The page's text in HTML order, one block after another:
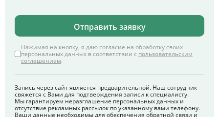
Отправить заявку
Нажимая на кнопку, я даю согласие на обработку своих
персональных данных в соответствии с пользовательским
соглашением.
Запись через сайт является предварительной. Наш сотрудник
свяжется с Вами для подтверждения записи к специалисту.
Мы гарантируем неразглашение персональных данных и
отсутствие рекламных рассылок по указанному вами телефону.
Ваши данные необходимы для обеспечения обратной связи и